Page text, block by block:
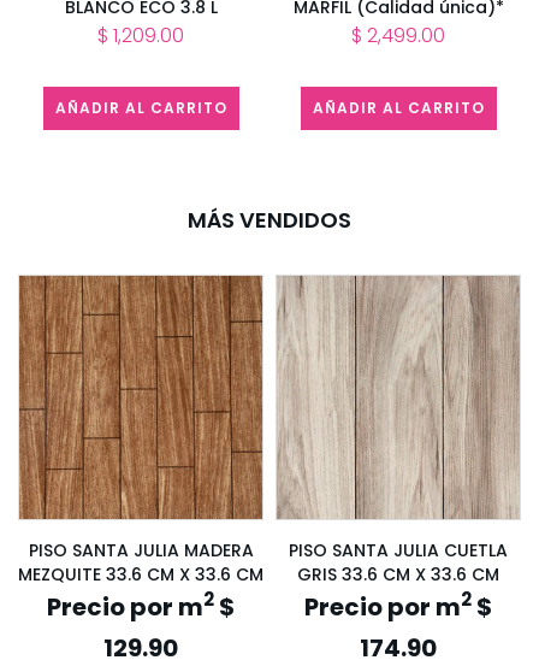
BLANCO ECO 3.8 L
$ 1,209.00
AÑADIR AL CARRITO
MARFIL (Calidad única)*
$ 2,499.00
AÑADIR AL CARRITO
MÁS VENDIDOS
PISO SANTA JULIA MADERA
MEZQUITE 33.6 CM X 33.6 CM
Precio por m2 $
129.90
PISO SANTA JULIA CUETLA
GRIS 33.6 CM X 33.6 CM
Precio por m2 $
174.90